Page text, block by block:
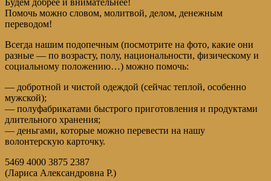
Будем добрее и внимательнее!
Помочь можно словом, молитвой, делом, денежным
переводом!
Всегда нашим подопечным (посмотрите на фото, какие они
разные — по возрасту, полу, национальности, физическому и
социальному положению…) можно помочь:
— добротной и чистой одеждой (сейчас теплой, особенно
мужской);
— полуфабрикатами быстрого приготовления и продуктами
длительного хранения;
— деньгами, которые можно перевести на нашу
волонтерскую карточку.
5469 4000 3875 2387
(Лариса Александровна Р.)